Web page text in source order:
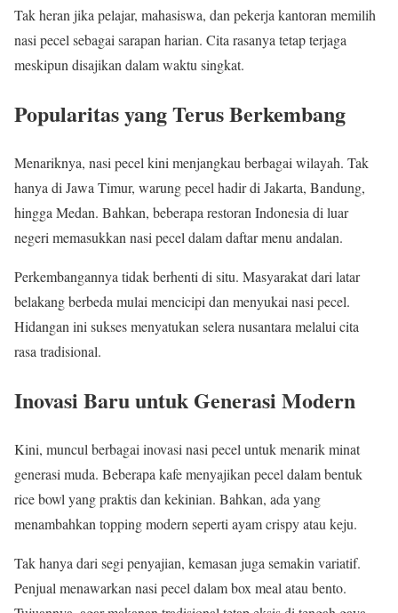
Tak heran jika pelajar, mahasiswa, dan pekerja kantoran memilih
nasi pecel sebagai sarapan harian. Cita rasanya tetap terjaga
meskipun disajikan dalam waktu singkat.
Popularitas yang Terus Berkembang
Menariknya, nasi pecel kini menjangkau berbagai wilayah. Tak
hanya di Jawa Timur, warung pecel hadir di Jakarta, Bandung,
hingga Medan. Bahkan, beberapa restoran Indonesia di luar
negeri memasukkan nasi pecel dalam daftar menu andalan.
Perkembangannya tidak berhenti di situ. Masyarakat dari latar
belakang berbeda mulai mencicipi dan menyukai nasi pecel.
Hidangan ini sukses menyatukan selera nusantara melalui cita
rasa tradisional.
Inovasi Baru untuk Generasi Modern
Kini, muncul berbagai inovasi nasi pecel untuk menarik minat
generasi muda. Beberapa kafe menyajikan pecel dalam bentuk
rice bowl yang praktis dan kekinian. Bahkan, ada yang
menambahkan topping modern seperti ayam crispy atau keju.
Tak hanya dari segi penyajian, kemasan juga semakin variatif.
Penjual menawarkan nasi pecel dalam box meal atau bento.